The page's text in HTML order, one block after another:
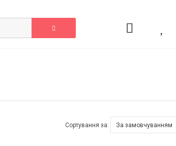
Сортування за: